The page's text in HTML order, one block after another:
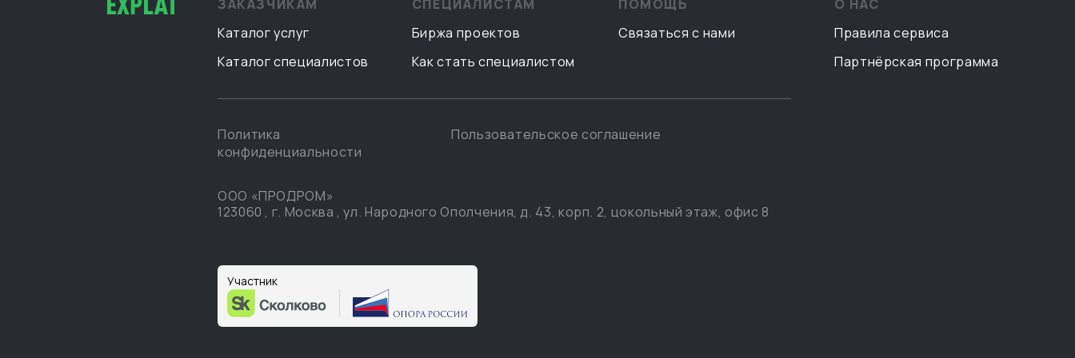
ЗАКАЗЧИКАМ
Каталог услуг
Каталог специалистов
СПЕЦИАЛИСТАМ
Биржа проектов
Как стать специалистом
ПОМОЩЬ
Связаться с нами
Политика
конфиденциальности
Пользовательское соглашение
ООО «ПРОДРОМ»
123060 , г. Москва ,ул. Народного Ополчения, д. 43, корп. 2, цокольный этаж, офис 8
Участник
О НАС
Правила сервиса
Партнёрская программа